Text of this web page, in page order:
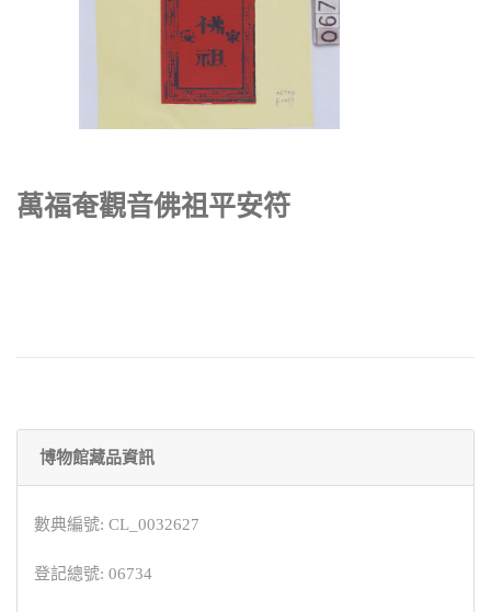
萬福奄觀音佛祖平安符
博物館藏品資訊
數典編號: CL_0032627
登記總號: 06734